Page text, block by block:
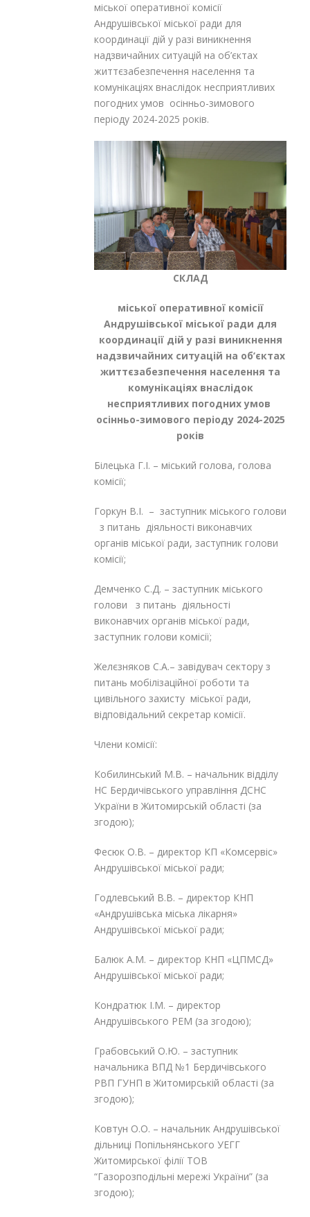
міської оперативної комісії
Андрушівської міської ради для
координації дій у разі виникнення
надзвичайних ситуацій на об’єктах
життєзабезпечення населення та
комунікаціях внаслідок несприятливих
погодних умов осінньо-зимового
періоду 2024-2025 років.
СКЛАД
міської оперативної комісії
Андрушівської міської ради для
координації дій у разі виникнення
надзвичайних ситуацій на об’єктах
життєзабезпечення населення та
комунікаціях внаслідок
несприятливих погодних умов
осінньо-зимового періоду 2024-2025
років
Білецька Г.І. – міський голова, голова
комісії;
Горкун В.І. – заступник міського голови
з питань діяльності виконавчих
органів міської ради, заступник голови
комісії;
Демченко С.Д. – заступник міського
голови з питань діяльності
виконавчих органів міської ради,
заступник голови комісії;
Желєзняков С.А.– завідувач сектору з
питань мобілізаційної роботи та
цивільного захисту міської ради,
відповідальний секретар комісії.
Члени комісії:
Кобилинський М.В. – начальник відділу
НС Бердичівського управління ДСНС
України в Житомирській області (за
згодою);
Фесюк О.В. – директор КП «Комсервіс»
Андрушівської міської ради;
Годлевський В.В. – директор КНП
«Андрушівська міська лікарня»
Андрушівської міської ради;
Балюк А.М. – директор КНП «ЦПМСД»
Андрушівської міської ради;
Кондратюк І.М. – директор
Андрушівського РЕМ (за згодою);
Грабовський О.Ю. – заступник
начальника ВПД №1 Бердичівського
РВП ГУНП в Житомирській області (за
згодою);
Ковтун О.О. – начальник Андрушівської
дільниці Попільнянського УЕГГ
Житомирської філії ТОВ
“Газорозподільні мережі України” (за
згодою);